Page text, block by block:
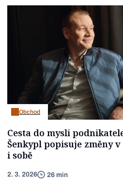
Obchod
Cesta do mysli
Šenkypl popisuje změny v
i sobě
2. 3. 2026 26 min